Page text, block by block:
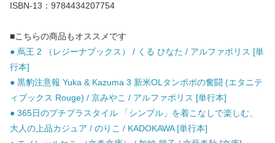
ISBN-13：9784434207754
■こちらの商品もオススメです
● 蔦王 2 （レジーナブックス） / くる ひなた / アルファポリス [単
行本]
● 黒豹注意報 Yuka & Kazuma 3 新米OLタンポポの奮闘 (エタニテ
ィブックス Rouge) / 京みやこ / アルファポリス [単行本]
● 365日のプチプラスタイル 「シンプル」を着こなしで楽しむ、
大人の上品カジュア / のりこ / KADOKAWA [単行本]